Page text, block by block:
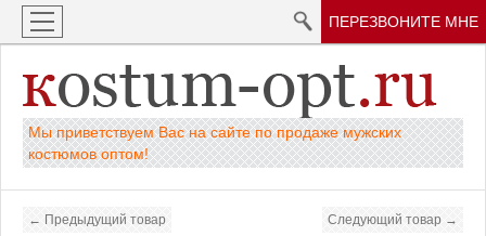
Мы приветствуем Вас на сайте по продаже мужских
костюмов оптом!
ПЕРЕЗВОНИТЕ МНЕ
← Предыдущий товар Следующий товар →